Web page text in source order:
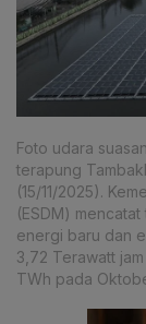
Foto udara
terapung
(15/11/2025).
(ESDM)
energi baru dan
3,72 Terawatt
TWh pada